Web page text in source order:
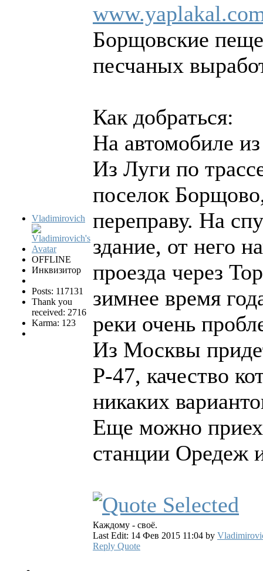
Vladimirovich
OFFLINE
Инквизитор
Posts: 117131
Thank you
received: 2716
Karma: 123
Борщовские
песчаных
Как добраться:
На автомобиле
Из Луги по
поселок
переправу. На
здание, от него
проезда через
зимнее время
реки очень
Из Москвы
Р-47, качество
никаких
Еще можно
станции Оредеж
Каждому - своё.
Last Edit: 14 Фев 2015 11:04 by
Reply Quote